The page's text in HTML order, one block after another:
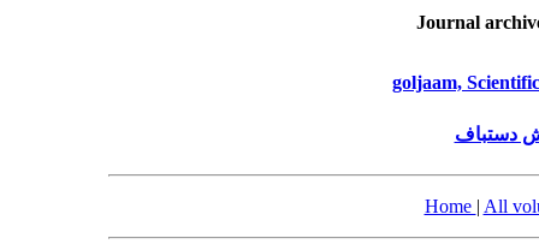
Journal
goljaam,
دستباف
Home | All